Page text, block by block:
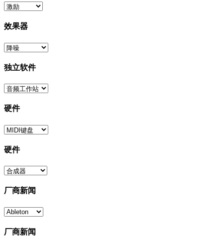
效果器
独立软件
硬件
硬件
厂商新闻
厂商新闻